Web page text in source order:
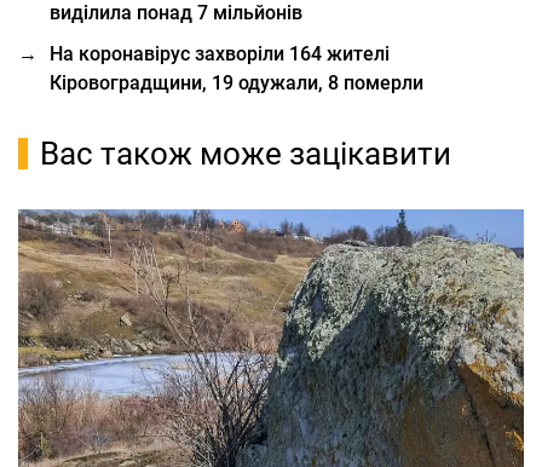
виділила понад 7 мільйонів
→
На коронавірус захворіли 164 жителі
Кіровоградщини, 19 одужали, 8 померли
Вас також може зацікавити